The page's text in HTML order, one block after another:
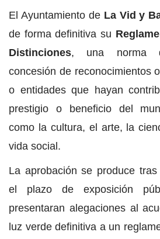
El Ayuntamiento deLa Vid y
de forma definitiva su
Distinciones, una norma
concesión de reconocimientos
o entidades que hayan
prestigio o beneficio del
como la cultura, el arte, la
vida social.
La aprobación se produce
el plazo de exposición
presentaran alegaciones al
luz verde definitiva a un